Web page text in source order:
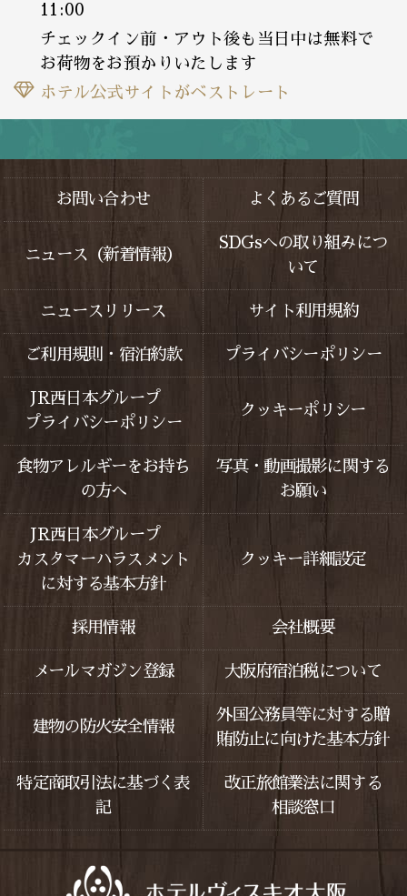
11:00
チェックイン前・アウト後も当日中は無料で
お荷物をお預かりいたします
ホテル公式サイトがベストレート
お問い合わせ よくあるご質問
ニュース（新着情報）
SDGsへの取り組みにつ
いて
ニュースリリース サイト利用規約
ご利用規則・宿泊約款 プライバシーポリシー
JR西日本グループ
プライバシーポリシー
クッキーポリシー
食物アレルギーをお持ち
の方へ
写真・動画撮影に関する
お願い
JR西日本グループ
カスタマーハラスメント
に対する基本方針
クッキー詳細設定
採用情報 会社概要
メールマガジン登録 大阪府宿泊税について
建物の防火安全情報
外国公務員等に対する贈
賄防止に向けた基本方針
特定商取引法に基づく表
記
改正旅館業法に関する
相談窓口